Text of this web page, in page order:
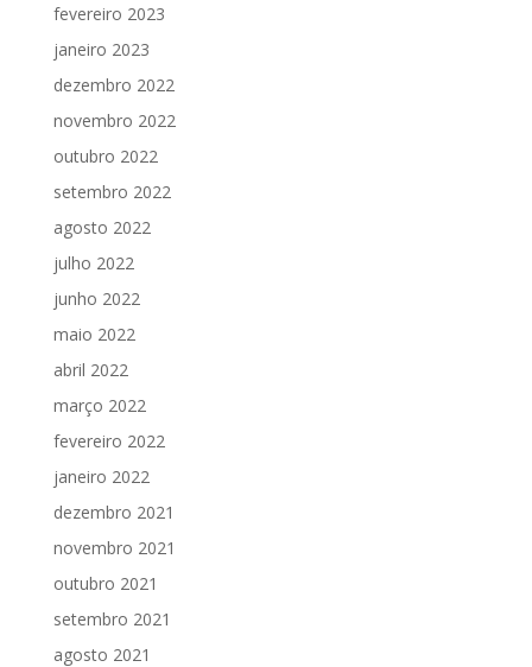
fevereiro 2023
janeiro 2023
dezembro 2022
novembro 2022
outubro 2022
setembro 2022
agosto 2022
julho 2022
junho 2022
maio 2022
abril 2022
março 2022
fevereiro 2022
janeiro 2022
dezembro 2021
novembro 2021
outubro 2021
setembro 2021
agosto 2021